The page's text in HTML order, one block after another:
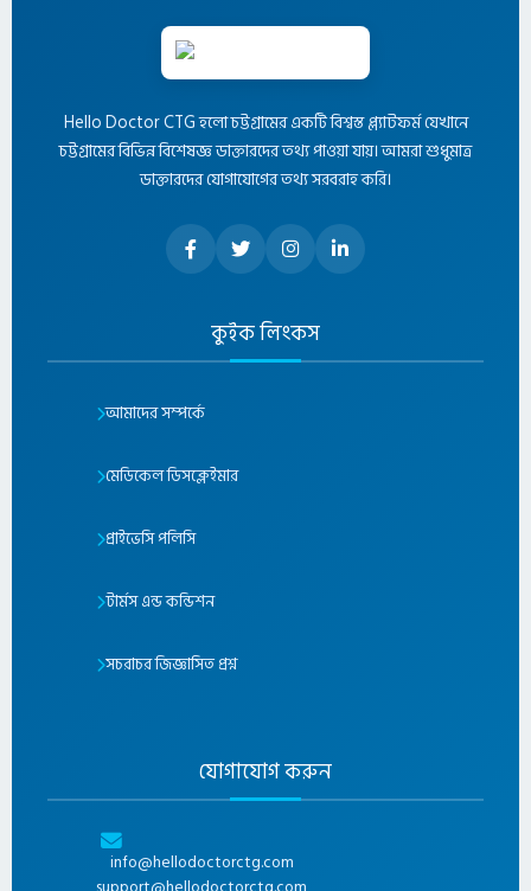
Hello Doctor CTG হলো চট্টগ্রামের একটি বিশ্বস্ত প্ল্যাটফর্ম যেখানে
চট্টগ্রামের বিভিন্ন বিশেষজ্ঞ ডাক্তারদের তথ্য পাওয়া যায়। আমরা শুধুমাত্র
ডাক্তারদের যোগাযোগের তথ্য সরবরাহ করি।
কুইক লিংকস
আমাদের সম্পর্কে
মেডিকেল ডিসক্লেইমার
প্রাইভেসি পলিসি
টার্মস এন্ড কন্ডিশন
সচরাচর জিজ্ঞাসিত প্রশ্ন
যোগাযোগ করুন
info@hellodoctorctg.com